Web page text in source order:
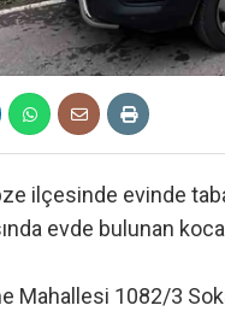
ilçesinde evinde
evde bulunan
Mahallesi 1082/3